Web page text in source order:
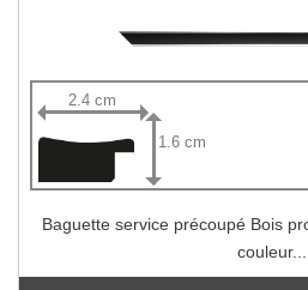
2.4 cm
1.6 cm
Baguette service précoupé Bois
couleur...